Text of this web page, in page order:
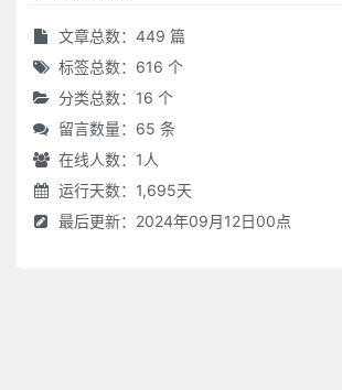
文章总数：449 篇
标签总数：616 个
分类总数：16 个
留言数量：65 条
在线人数： 1 人
运行天数：1,695天
最后更新：2024年09月12日00点